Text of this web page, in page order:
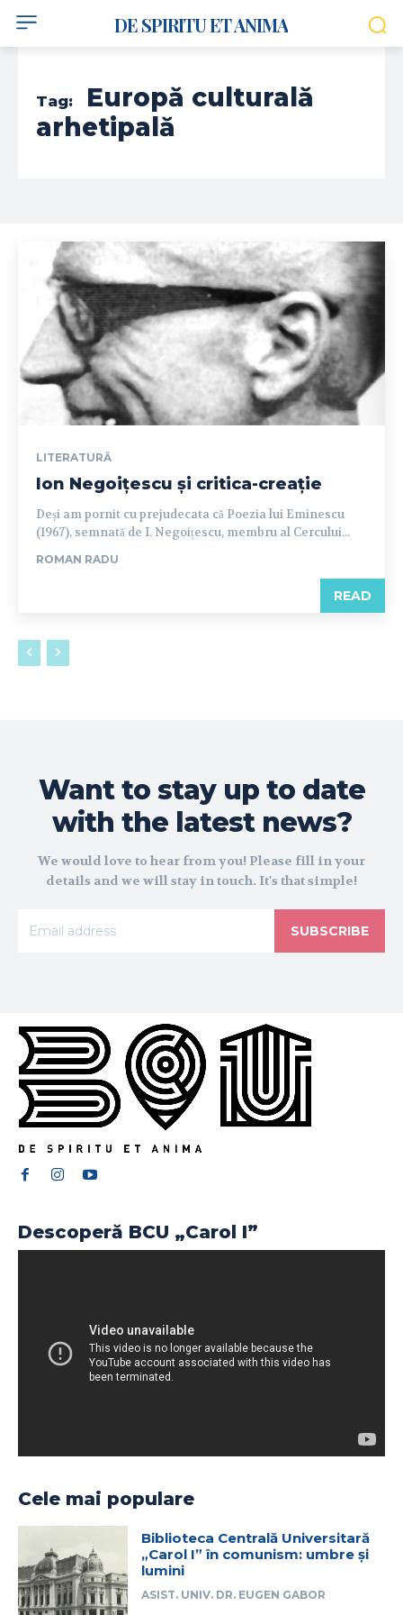
DE SPIRITU ET ANIMA
Tag:
Europă culturală
arhetipală
LITERATURĂ
Ion Negoițescu și critica-creație
Deși am pornit cu prejudecata că Poezia lui Eminescu
(1967), semnată de I. Negoițescu, membru al Cercului...
ROMAN RADU
READ
Want to stay up to date
with the latest news?
We would love to hear from you! Please fill in your
details and we will stay in touch. It's that simple!
SUBSCRIBE
Descoperă BCU „Carol I”
Cele mai populare
Biblioteca Centrală Universitară
„Carol I” în comunism: umbre și
lumini
ASIST. UNIV. DR. EUGEN GABOR